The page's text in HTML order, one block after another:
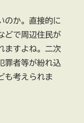
のか。直接的に
どで周辺住民が
ますよね。二次
罪者等が紛れ込
も考えられま